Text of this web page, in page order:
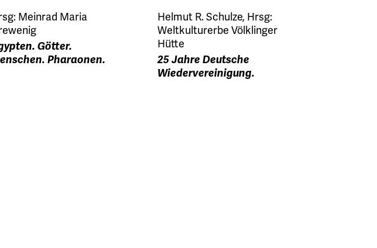
Meinrad Maria
Götter.
Pharaonen.
Helmut R. Schulze, Hrsg:
Weltkulturerbe Völklinger
Hütte
25 Jahre Deutsche
Wiedervereinigung.